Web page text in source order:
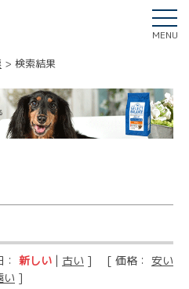
MENU
検索結果
新しい | 古い ] [ 価格： 安い
い ]